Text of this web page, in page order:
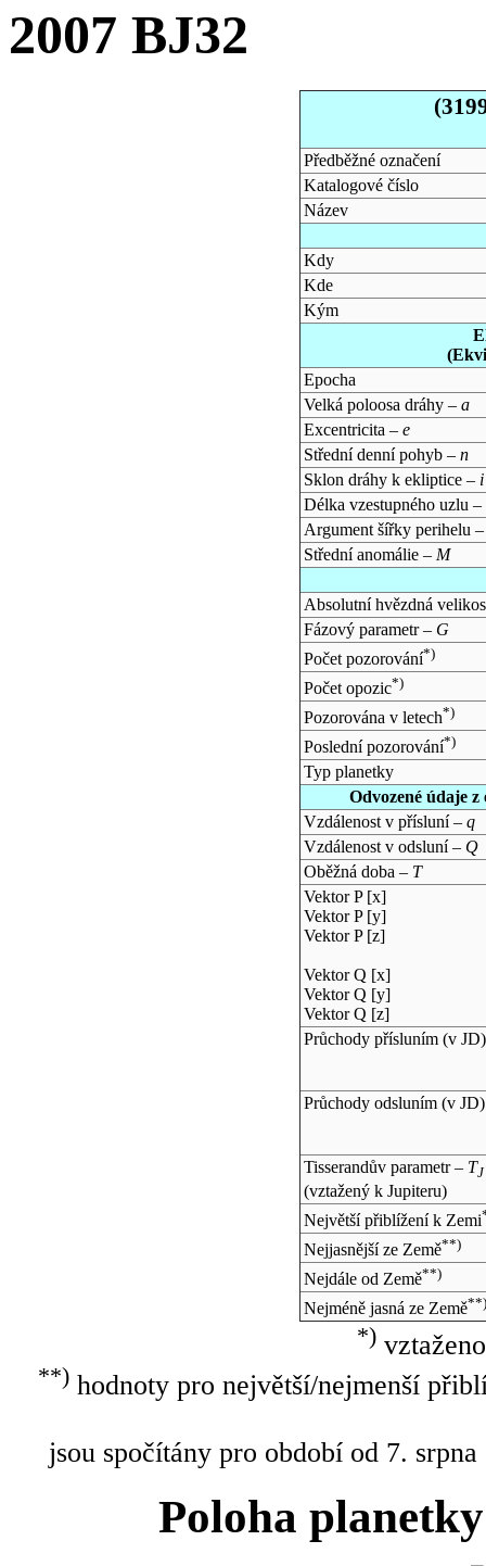
2007 BJ32
Předběžné označení
Katalogové číslo
Název
Kdy
Kde
Kým
Epocha
Velká poloosa dráhy – a
Excentricita – e
Střední denní pohyb – n
Sklon dráhy k ekliptice – i
Délka vzestupného uzlu –
Argument šířky perihelu
Střední anomálie – M
Absolutní hvězdná
Fázový parametr – G
Počet pozorování*)
Počet opozic*)
Pozorována v letech*)
Poslední pozorování*)
Typ planetky
Odvozené údaje
Vzdálenost v přísluní – q
Vzdálenost v odsluní – Q
Oběžná doba – T
Vektor P [x]
Vektor P [y]
Vektor P [z]
Vektor Q [x]
Vektor Q [y]
Vektor Q [z]
Průchody přísluním (v JD)
Průchody odsluním (v JD)
Tisserandův parametr – TJ
(vztažený k Jupiteru)
Největší přiblížení k Zemi
Nejjasnější ze Země**)
Nejdále od Země**)
Nejméně jasná ze Země**)
*)
**)hodnoty pro největší/nejmenší
jsou spočítány pro období od 7.
Poloha